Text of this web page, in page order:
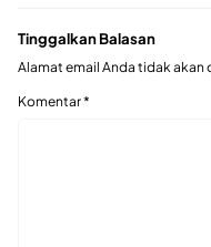
Tinggalkan Balasan
Alamat email Anda tidak akan
Komentar*